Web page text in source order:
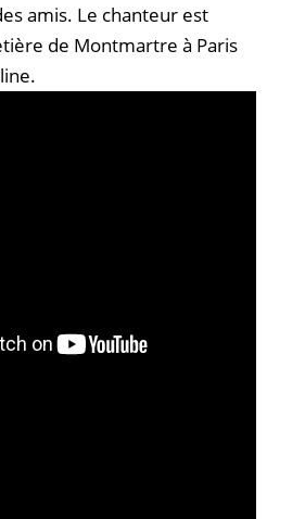
amis. Le chanteur est
de Montmartre à Paris